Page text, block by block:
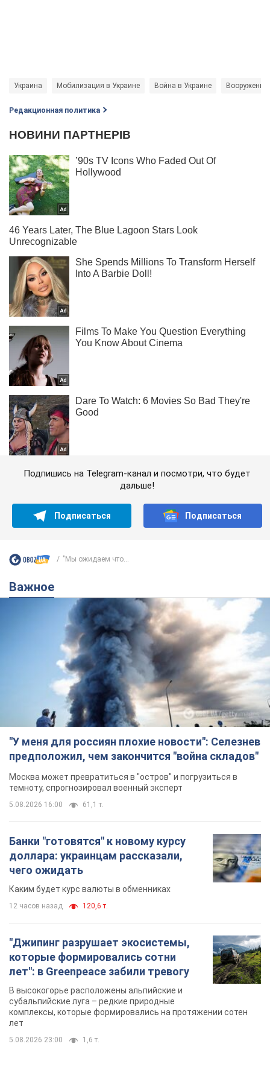
Украина Мобилизация в Украине Война в Украине
Редакционная политика
Подпишись на Telegram-канал и посмотри, что будет
дальше!
Подписаться Подписаться
"Мы ожидаем что...
Важное
"У меня для россиян плохие новости": Селезнев
предположил, чем закончится "война складов"
Москва может превратиться в "остров" и погрузиться в
темноту, спрогнозировал военный эксперт
5.08.2026 16:00 61,1 т.
Банки "готовятся" к новому курсу
доллара: украинцам рассказали,
чего ожидать
Каким будет курс валюты в обменниках
12 часов назад 120,6 т.
"Джипинг разрушает экосистемы,
которые формировались сотни
лет": в Greenpeace забили тревогу
В высокогорье расположены альпийские и
субальпийские луга – редкие природные
комплексы, которые формировались на протяжении сотен
лет
5.08.2026 23:00 1,6 т.